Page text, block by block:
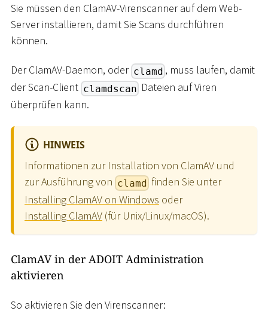
Sie müssen den ClamAV-Virenscanner auf dem Web-
Server installieren, damit Sie Scans durchführen
können.
Der ClamAV-Daemon, oder clamd , muss laufen, damit
der Scan-Client clamdscan Dateien auf Viren
überprüfen kann.
HINWEIS
Informationen zur Installation von ClamAV und
zur Ausführung von clamd finden Sie unter
Installing ClamAV on Windows oder
Installing ClamAV (für Unix/Linux/macOS).
ClamAV in der ADOIT Administration
aktivieren
So aktivieren Sie den Virenscanner: